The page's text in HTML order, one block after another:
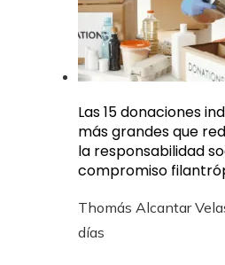
Las 15 donaciones
más grandes que
la responsabilidad
compromiso
Thomás Alcantar
días